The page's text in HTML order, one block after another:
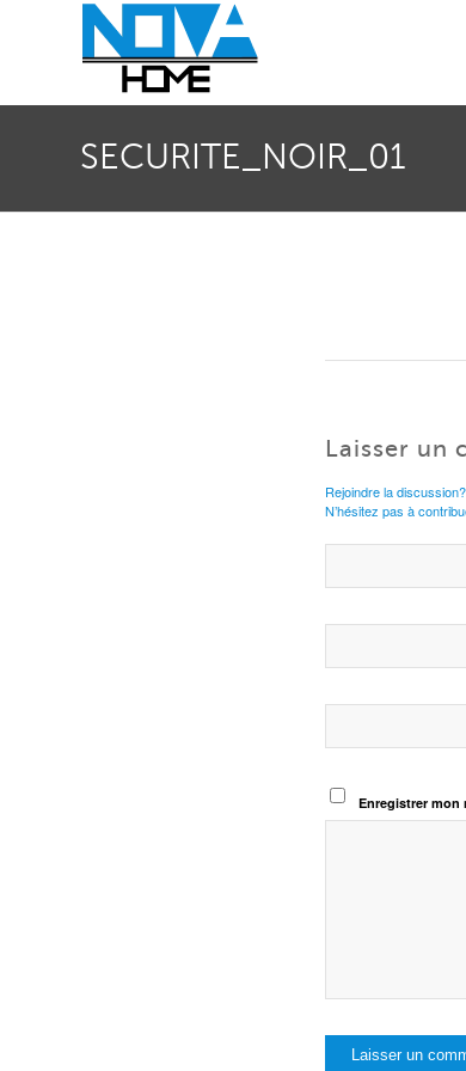
SECURITE_NOIR_01
Laisser un
Rejoindre la discussion?
N’hésitez pas à
Enregistrer mon